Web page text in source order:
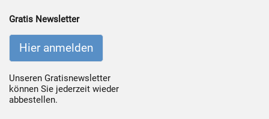
Gratis Newsletter
Hier anmelden
Unseren Gratisnewsletter
können Sie jederzeit wieder
abbestellen.